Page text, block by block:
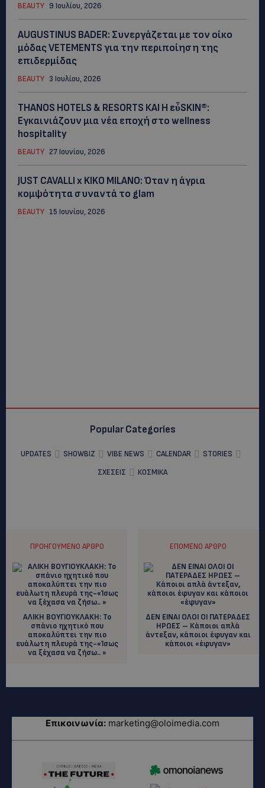
BEAUTY 9 Ιουλίου, 2026
AUGUSTINUS BADER: Συνεργάζεται με τον οίκο
μόδας VETEMENTS για την περιποίηση της
επιδερμίδας
BEAUTY 3 Ιουλίου, 2026
THANOS HOTELS & RESORTS ΚΑΙ H εὖSKIN®:
Εγκαινιάζουν μια νέα εποχή στο wellness
hospitality
BEAUTY 27 Ιουνίου, 2026
JUST CAVALLI x KIKO MILANO: Όταν η άγρια
κομψότητα συναντά το glam
BEAUTY 15 Ιουνίου, 2026
Popular Categories
UPDATES SHOWBIZ VIBE NEWS CALENDAR
STORIES
ΣΧΕΣΕΙΣ
ΚΟΣΜΙΚΑ
ΠΡΟΗΓΟΎΜΕΝΟ ΆΡΘΡΟ
ΑΛΙΚΗ ΒΟΥΓΙΟΥΚΛΑΚΗ: Το
σπάνιο ηχητικό που
αποκαλύπτει την πιο
ευάλωτη πλευρά της-«Ίσως
να ξέχασα να ζήσω.. »
ΕΠΌΜΕΝΟ ΆΡΘΡΟ
ΔΕΝ ΕΙΝΑΙ ΟΛΟΙ ΟΙ ΠΑΤΕΡΑΔΕΣ
ΗΡΩΕΣ – Κάποιοι απλά
άντεξαν, κάποιοι έφυγαν και
κάποιοι «έφυγαν»
Επικοινωνία: marketing@oloimedia.com